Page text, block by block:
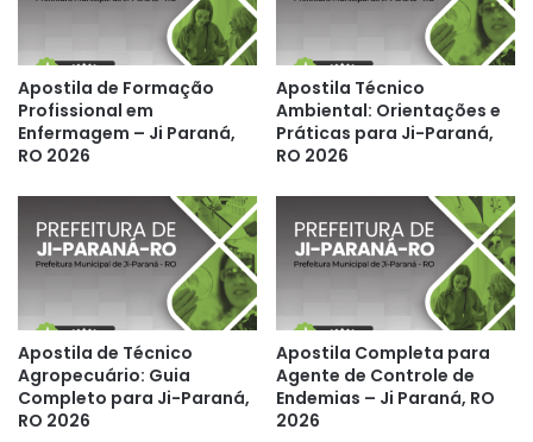
Apostila de Formação
Profissional em
Enfermagem – Ji Paraná,
RO 2026
Apostila Técnico
Ambiental: Orientações e
Práticas para Ji-Paraná,
RO 2026
Apostila de Técnico
Agropecuário: Guia
Completo para Ji-Paraná,
RO 2026
Apostila Completa para
Agente de Controle de
Endemias – Ji Paraná, RO
2026